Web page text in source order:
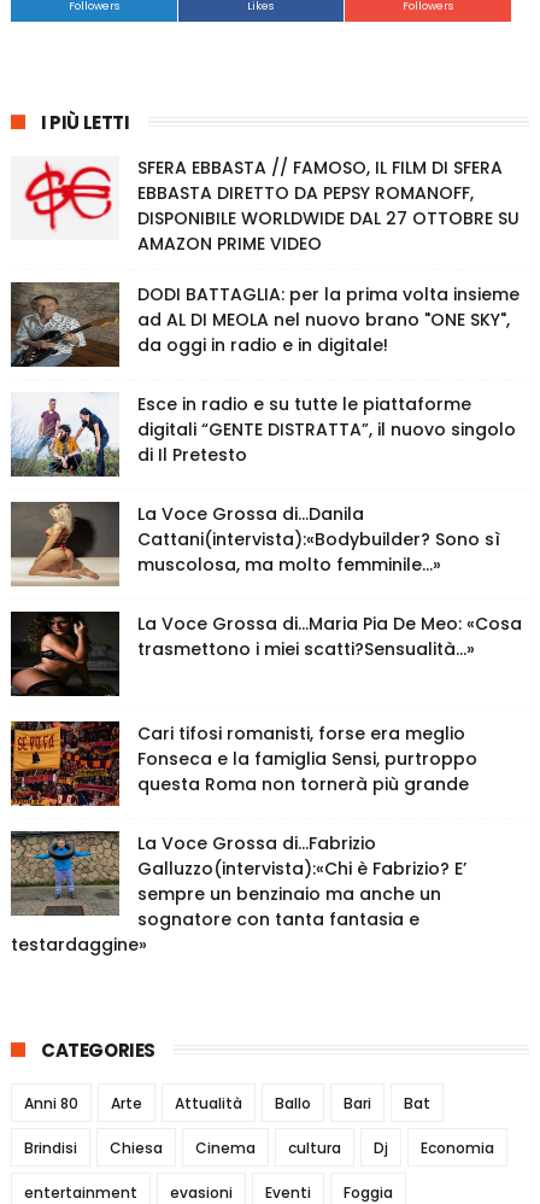
Followers Likes Followers
I PIÙ LETTI
SFERA EBBASTA // FAMOSO, IL FILM DI SFERA
EBBASTA DIRETTO DA PEPSY ROMANOFF,
DISPONIBILE WORLDWIDE DAL 27 OTTOBRE SU
AMAZON PRIME VIDEO
DODI BATTAGLIA: per la prima volta insieme
ad AL DI MEOLA nel nuovo brano "ONE SKY",
da oggi in radio e in digitale!
Esce in radio e su tutte le piattaforme
digitali “GENTE DISTRATTA”, il nuovo singolo
di Il Pretesto
La Voce Grossa di…Danila
Cattani(intervista):«Bodybuilder? Sono sì
muscolosa, ma molto femminile…»
La Voce Grossa di…Maria Pia De Meo: «Cosa
trasmettono i miei scatti?Sensualità…»
Cari tifosi romanisti, forse era meglio
Fonseca e la famiglia Sensi, purtroppo
questa Roma non tornerà più grande
La Voce Grossa di…Fabrizio
Galluzzo(intervista):«Chi è Fabrizio? E’
sempre un benzinaio ma anche un
sognatore con tanta fantasia e
testardaggine»
CATEGORIES
Anni 80 Arte Attualità Ballo Bari Bat
Brindisi Chiesa Cinema cultura Dj Economia
entertainment evasioni Eventi Foggia